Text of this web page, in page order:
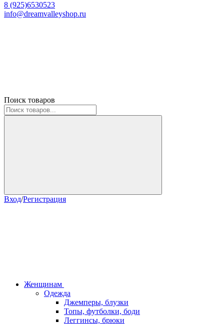
8 (925)6530523
info@dreamvalleyshop.ru
Поиск товаров
Вход/Регистрация
Женщинам
Одежда
Джемперы, блузки
Топы, футболки, боди
Леггинсы, брюки